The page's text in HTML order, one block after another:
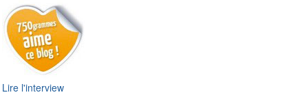
Lire l'interview